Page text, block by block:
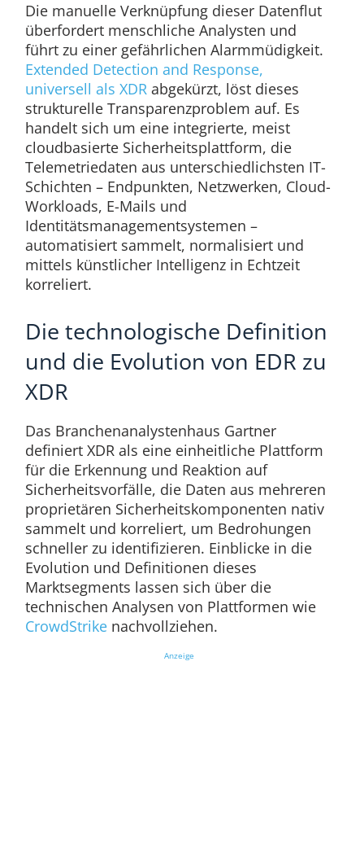
Die manuelle Verknüpfung dieser Datenflut
überfordert menschliche Analysten und
führt zu einer gefährlichen Alarmmüdigkeit.
Extended Detection and Response,
universell als XDRabgekürzt, löst dieses
strukturelle Transparenzproblem auf. Es
handelt sich um eine integrierte, meist
cloudbasierte Sicherheitsplattform, die
Telemetriedaten aus unterschiedlichsten IT-
Schichten – Endpunkten, Netzwerken, Cloud-
Workloads, E-Mails und
Identitätsmanagementsystemen –
automatisiert sammelt, normalisiert und
mittels künstlicher Intelligenz in Echtzeit
korreliert.
Die technologische Definition
und die Evolution von EDR zu
XDR
Das Branchenanalystenhaus Gartner
definiert XDR als eine einheitliche Plattform
für die Erkennung und Reaktion auf
Sicherheitsvorfälle, die Daten aus mehreren
proprietären Sicherheitskomponenten nativ
sammelt und korreliert, um Bedrohungen
schneller zu identifizieren. Einblicke in die
Evolution und Definitionen dieses
Marktsegments lassen sich über die
technischen Analysen von Plattformen wie
CrowdStrikenachvollziehen.
Anzeige